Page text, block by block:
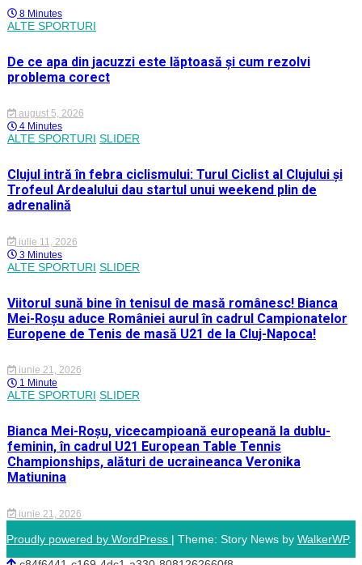
8 Minutes
ALTE SPORTURI
De ce apa din jacuzzi este lăptoasă și cum rezolvi
problema corect
august 5, 2026
4 Minutes
ALTE SPORTURI SLIDER
Clujul intră în febra ciclismului: Turul Ciclist al Clujului și
Trofeul Ardealului dau startul unui weekend plin de
adrenalină
iulie 11, 2026
3 Minutes
ALTE SPORTURI SLIDER
Viitorul sună bine în tenisul de masă românesc! Bianca
Mei-Roșu aduce României aurul în cadrul Campionatelor
Europene de Tenis de masă U21 de la Cluj-Napoca!
iunie 21, 2026
1 Minute
ALTE SPORTURI SLIDER
Bianca Mei-Roșu, vicecampioană europeană la dublu-
feminin, în cadrul U21 European Table Tennis
Championships, alături de ucraineanca Veronika
Matiunina
iunie 21, 2026
Proudly powered by WordPress | Theme: Story News by WalkerWP.